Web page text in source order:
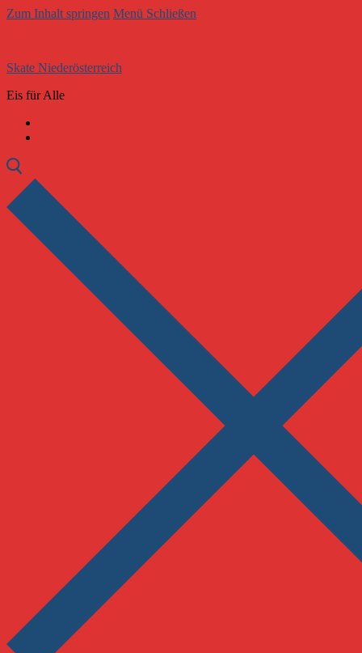
Zum Inhalt springen Menü Schließen
Skate Niederösterreich
Eis für Alle